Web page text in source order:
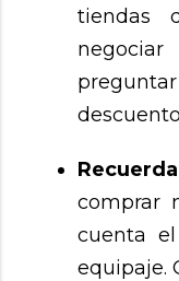
tiendas
comprar
cuenta
equipaje.